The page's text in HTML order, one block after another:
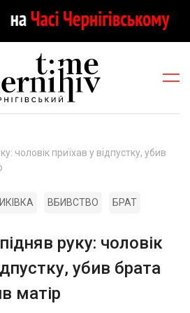
чоловік приїхав у відпустку, убив
ВБИВСТВО БРАТ
руку: чоловік
убив брата
матір